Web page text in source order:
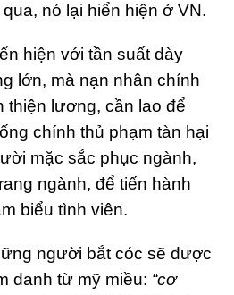
nó lại hiển hiện ở VN.
hiện với tần suất dày
lớn, mà nạn nhân chính
thiện lương, cần lao để
chính thủ phạm tàn hại
mặc sắc phục ngành,
ngành, để tiến hành
biểu tình viên.
người bắt cóc sẽ được
danh từ mỹ miều: “cơ